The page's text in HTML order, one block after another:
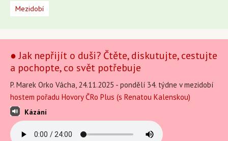
Mezidobí
● Jak nepřijít o duši? Čtěte, diskutujte, cestujte
a pochopte, co svět potřebuje
P. Marek Orko Vácha, 24.11.2025 - pondělí 34. týdne v mezidobí
hostem pořadu Hovory ČRo Plus (s Renatou Kalenskou)
Kázání